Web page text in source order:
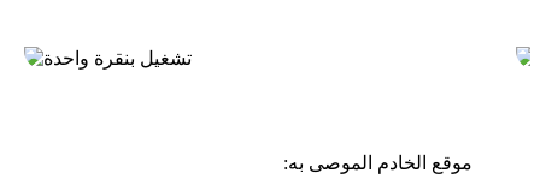
موقع الخادم الموصى به: